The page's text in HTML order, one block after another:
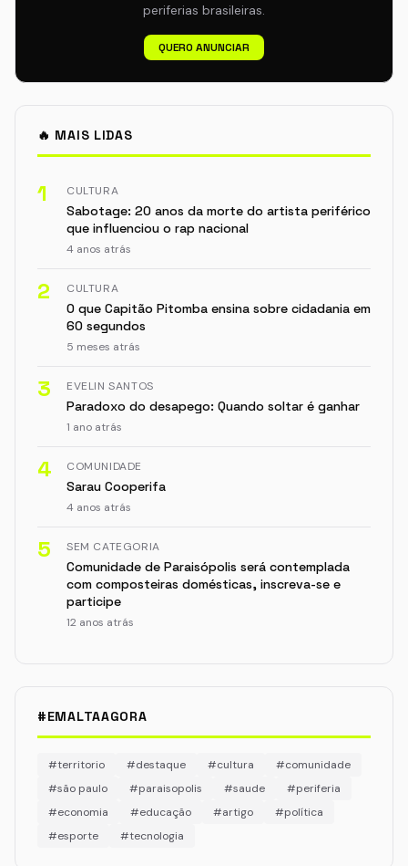
periferias brasileiras.
QUERO ANUNCIAR
🔥 MAIS LIDAS
1 CULTURA
Sabotage: 20 anos da morte do artista periférico
que influenciou o rap nacional
4 anos atrás
2 CULTURA
O que Capitão Pitomba ensina sobre cidadania em
60 segundos
5 meses atrás
3 EVELIN SANTOS
Paradoxo do desapego: Quando soltar é ganhar
1 ano atrás
4 COMUNIDADE
Sarau Cooperifa
4 anos atrás
5 SEM CATEGORIA
Comunidade de Paraisópolis será contemplada
com composteiras domésticas, inscreva-se e
participe
12 anos atrás
#EMALTAAGORA
#territorio #destaque #cultura
#comunidade
#são paulo
#paraisopolis #saude
#periferia
#economia
#educação #artigo
#política
#esporte
#tecnologia